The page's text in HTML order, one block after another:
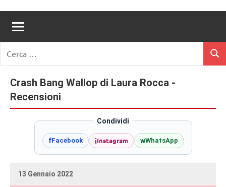
Un
Cuore
Tra
I
Libri
romanzi
romance
e
non
solo.
Recensioni,
delle
per:
Crash Bang Wallop di Laura Rocca -
Recensioni
Condividi
fFacebook iInstagram wWhatsApp
13 Gennaio 2022